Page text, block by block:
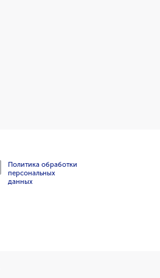
Политика обработки
персональных
данных